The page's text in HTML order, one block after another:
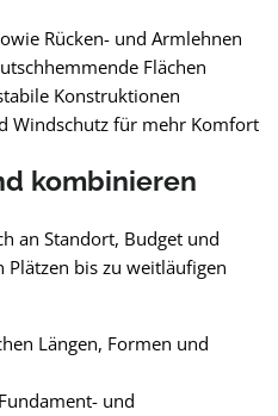
Rücken- und Armlehnen
Flächen
Konstruktionen
Windschutz für mehr Komfort
kombinieren
an Standort, Budget und
bis zu weitläufigen
Längen, Formen und
und